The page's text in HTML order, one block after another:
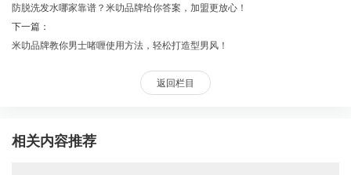
防脱洗发水哪家靠谱？米叻品牌给你答案，加盟更放心！
下一篇：
米叻品牌教你男士啫喱使用方法，轻松打造型男风！
返回栏目
相关内容推荐